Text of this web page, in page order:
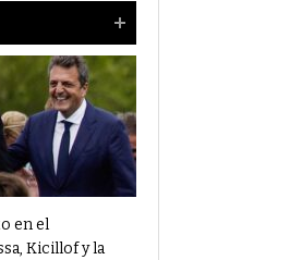
Cambiar El
Julieta Prandi A
Sexual
La ONU
en el
Kicillof y la